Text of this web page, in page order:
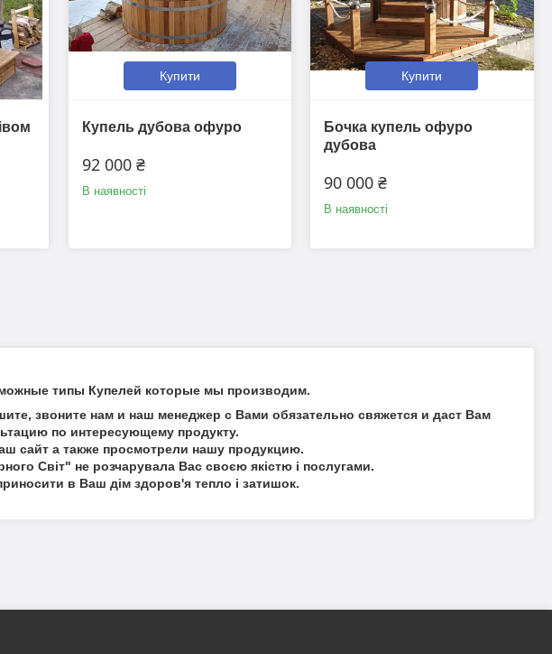
Купити
Купель дубова офуро
92 000 ₴
В наявності
Купити
Бочка купель офуро
дубова
90 000 ₴
В наявності
типы Купелей которые мы производим.
звоните нам и наш менеджер с Вами обязательно свяжется и даст Вам
по интересующему продукту.
сайт а также просмотрели нашу продукцию.
Світ" не розчарувала Вас своєю якістю і послугами.
в Ваш дім здоров'я тепло і затишок.